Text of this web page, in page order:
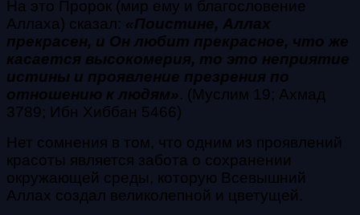
На это Пророк (мир ему и благословение
Аллаха) сказал: «Поистине, Аллах
прекрасен, и Он любит прекрасное, что же
касается высокомерия, то это неприятие
истины и проявление презрения по
отношению к людям». (Муслим 19; Ахмад
3789; Ибн Хиббан 5466)
Нет сомнения в том, что одним из проявлений
красоты является забота о сохранении
окружающей среды, которую Всевышний
Аллах создал великолепной и цветущей.